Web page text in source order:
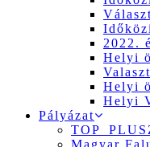
2022.
Helyi
Helyi
Helyi
Pályázat
Magyar